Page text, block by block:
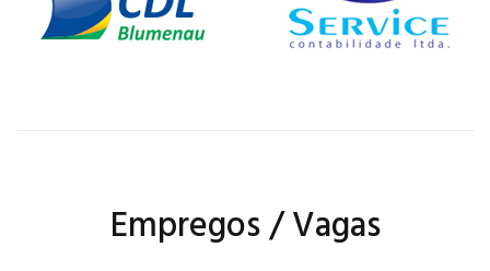
Empregos / Vagas